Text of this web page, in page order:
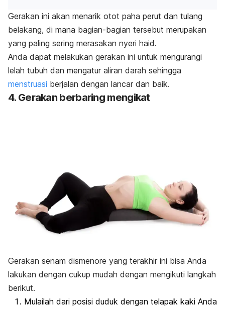
Gerakan ini akan menarik otot paha perut dan tulang
belakang, di mana bagian-bagian tersebut merupakan
yang paling sering merasakan nyeri haid.
Anda dapat melakukan gerakan ini untuk mengurangi
lelah tubuh dan mengatur aliran darah sehingga
menstruasi berjalan dengan lancar dan baik.
4. Gerakan berbaring mengikat
Gerakan senam dismenore yang terakhir ini bisa Anda
lakukan dengan cukup mudah dengan mengikuti langkah
berikut.
Mulailah dari posisi duduk dengan telapak kaki Anda